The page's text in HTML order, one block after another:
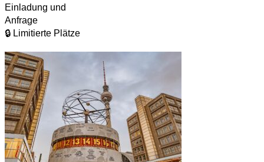
Einladung und
Anfrage
🔒 Limitierte Plätze